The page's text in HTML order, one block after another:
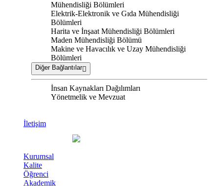
Mühendisliği Bölümleri
Elektrik-Elektronik ve Gıda Mühendisliği
Bölümleri
Harita ve İnşaat Mühendisliği Bölümleri
Maden Mühendisliği Bölümü
Makine ve Havacılık ve Uzay Mühendisliği
Bölümleri
Diğer Bağlantılar
İnsan Kaynakları Dağılımları
Yönetmelik ve Mevzuat
İletişim
Kurumsal
Kalite
Öğrenci
Akademik